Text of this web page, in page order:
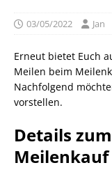
03/05/2022 Jan
Erneut bietet Euch
Meilen beim
Nachfolgend
vorstellen.
Details
Meilenkauf